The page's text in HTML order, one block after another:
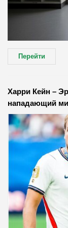
Перейти
Харри Кейн –
нападающий